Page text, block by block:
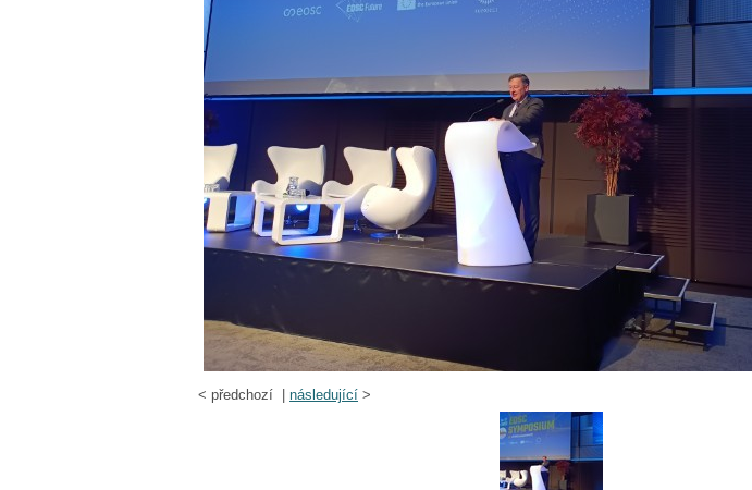
< předchozí | následující >